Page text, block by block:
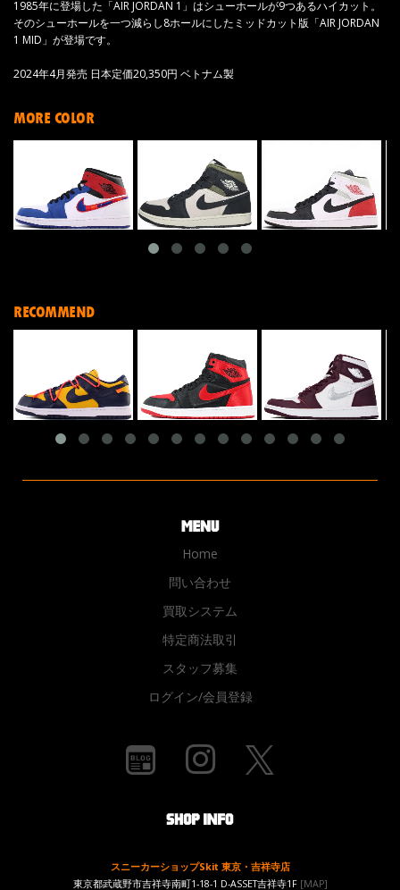
1985年に登場した「AIR JORDAN 1」はシューホールが9つあるハイカット。
そのシューホールを一つ減らし8ホールにしたミッドカット版「AIR JORDAN
1 MID」が登場です。
2024年4月発売 日本定価20,350円 ベトナム製
MORE COLOR
RECOMMEND
Home
問い合わせ
買取システム
特定商法取引
スタッフ募集
ログイン/会員登録
スニーカーショップSkit 東京・吉祥寺店
東京都武蔵野市吉祥寺南町1-18-1 D-ASSET吉祥寺1F [MAP]